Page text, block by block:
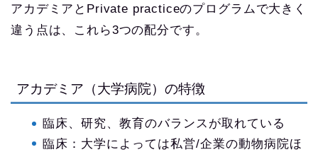
アカデミアとPrivate practiceのプログラムで大きく
違う点は、これら3つの配分です。
アカデミア（大学病院）の特徴
臨床、研究、教育のバランスが取れている
臨床：大学によっては私営/企業の動物病院ほ